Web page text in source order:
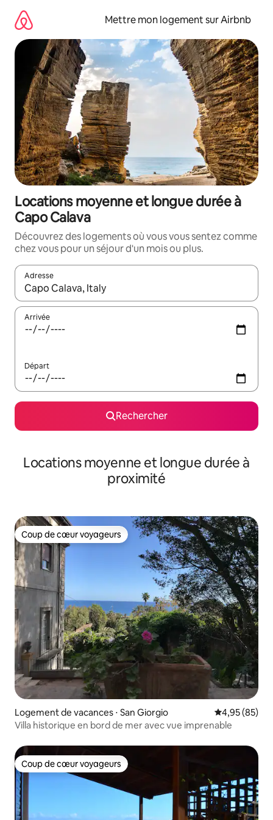
directement
contenu
Mettre mon logement sur Airbnb
Locations moyenne et longue durée à
Capo Calava
Découvrez des logements où vous vous sentez comme
chez vous pour un séjour d'un mois ou plus.
Adresse
Lorsque les résultats s'affichent, utilisez les flèches vers le
Arrivée
Départ
Rechercher
Locations moyenne et longue durée à
proximité
Coup de cœur voyageurs
Coup de cœur voyageurs
Logement de vacances ⋅ San Giorgio Évaluation
4,95 (85)
Villa historique en bord de mer avec vue imprenable
Coup de cœur voyageurs
Coup de cœur voyageurs